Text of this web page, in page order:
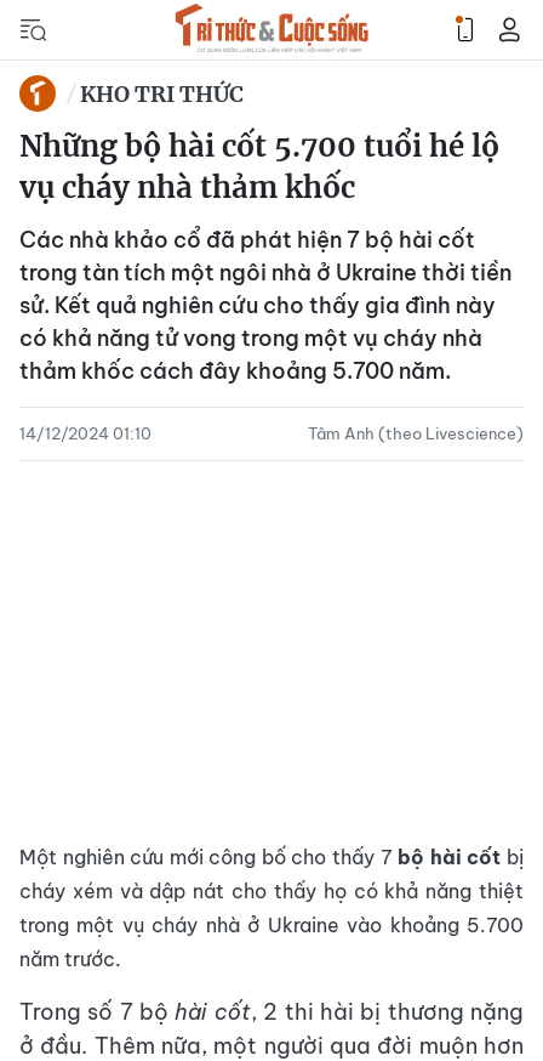
KHO TRI THỨC
Những bộ hài cốt 5.700 tuổi hé lộ
vụ cháy nhà thảm khốc
Các nhà khảo cổ đã phát hiện 7 bộ hài cốt
trong tàn tích một ngôi nhà ở Ukraine thời tiền
sử. Kết quả nghiên cứu cho thấy gia đình này
có khả năng tử vong trong một vụ cháy nhà
thảm khốc cách đây khoảng 5.700 năm.
14/12/2024 01:10 Tâm Anh (theo Livescience)
Một nghiên cứu mới công bố cho thấy 7 bộ hài cốt bị
cháy xém và dập nát cho thấy họ có khả năng thiệt
trong một vụ cháy nhà ở Ukraine vào khoảng 5.700
năm trước.
Trong số 7 bộhài cốt, 2 thi hài bị thương nặng
ở đầu. Thêm nữa, một người qua đời muộn hơn